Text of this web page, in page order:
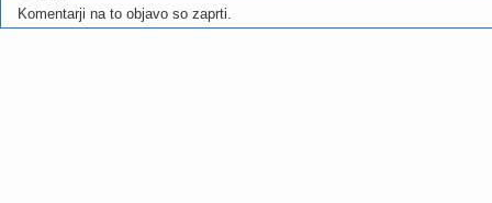
Komentarji na to objavo so zaprti.